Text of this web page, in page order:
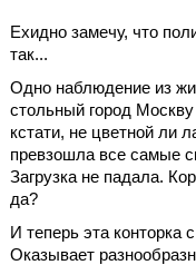
Ехидно замечу, что
так...
Одно наблюдение из
стольный город
кстати, не цветной ли
превзошла все самые
Загрузка не падала.
да?
И теперь эта конторка
Оказывает